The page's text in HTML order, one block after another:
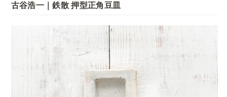
古谷浩一｜鉄散 押型正角豆皿